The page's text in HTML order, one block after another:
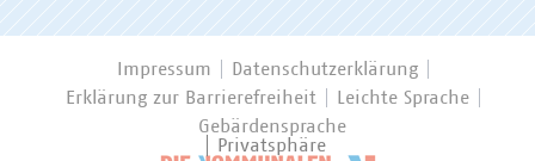
Impressum
Datenschutzerklärung
Erklärung zur Barrierefreiheit
Leichte Sprache
Gebärdensprache
Privatsphäre